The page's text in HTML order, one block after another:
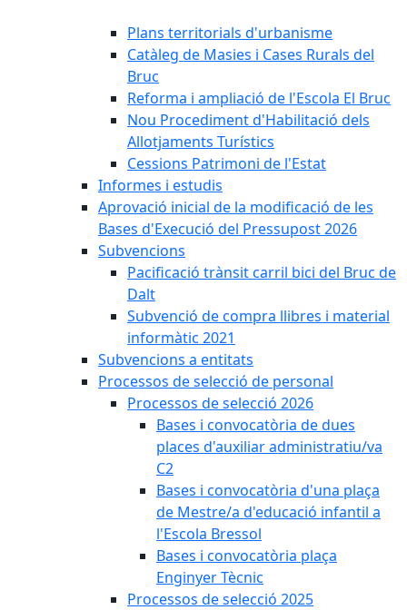
Plans territorials d'urbanisme
Catàleg de Masies i Cases Rurals del
Bruc
Reforma i ampliació de l'Escola El Bruc
Nou Procediment d'Habilitació dels
Allotjaments Turístics
Cessions Patrimoni de l'Estat
Informes i estudis
Aprovació inicial de la modificació de les
Bases d'Execució del Pressupost 2026
Subvencions
Pacificació trànsit carril bici del Bruc de
Dalt
Subvenció de compra llibres i material
informàtic 2021
Subvencions a entitats
Processos de selecció de personal
Processos de selecció 2026
Bases i convocatòria de dues
places d'auxiliar administratiu/va
C2
Bases i convocatòria d'una plaça
de Mestre/a d'educació infantil a
l'Escola Bressol
Bases i convocatòria plaça
Enginyer Tècnic
Processos de selecció 2025